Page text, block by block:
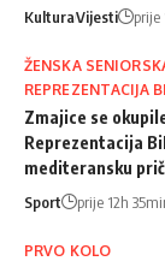
KulturaVijesti prije
ŽENSKA
REPREZENTACIJA
Zmajice se
Reprezentacija
mediteransku
Sport prije 12h
PRVO KOLO